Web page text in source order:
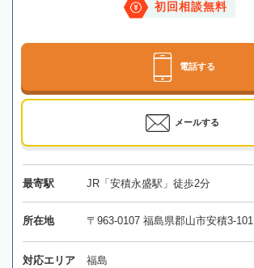
初回相談無料
電話する
メールする
最寄駅 JR「安積永盛駅」徒歩2分
所在地 〒963-0107 福島県郡山市安積3-101
対応エリア 福島